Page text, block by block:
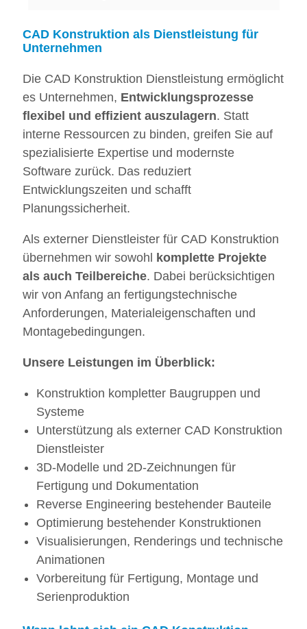
CAD Konstruktion als Dienstleistung für
Unternehmen
Die CAD Konstruktion Dienstleistung ermöglicht
es Unternehmen, Entwicklungsprozesse
flexibel und effizient auszulagern. Statt
interne Ressourcen zu binden, greifen Sie auf
spezialisierte Expertise und modernste
Software zurück. Das reduziert
Entwicklungszeiten und schafft
Planungssicherheit.
Als externer Dienstleister für CAD Konstruktion
übernehmen wir sowohl komplette Projekte
als auch Teilbereiche. Dabei berücksichtigen
wir von Anfang an fertigungstechnische
Anforderungen, Materialeigenschaften und
Montagebedingungen.
Unsere Leistungen im Überblick:
Konstruktion kompletter Baugruppen und
Systeme
Unterstützung als externer CAD Konstruktion
Dienstleister
3D-Modelle und 2D-Zeichnungen für
Fertigung und Dokumentation
Reverse Engineering bestehender Bauteile
Optimierung bestehender Konstruktionen
Visualisierungen, Renderings und technische
Animationen
Vorbereitung für Fertigung, Montage und
Serienproduktion